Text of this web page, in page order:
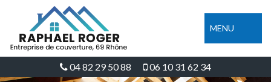
MENU
04 82 29 50 88 06 10 31 62 34